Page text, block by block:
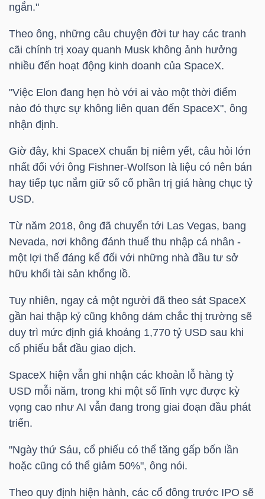
ngắn."
Theo ông, những câu chuyện đời tư hay các tranh
cãi chính trị xoay quanh Musk không ảnh hưởng
nhiều đến hoạt động kinh doanh của SpaceX.
"Việc Elon đang hẹn hò với ai vào một thời điểm
nào đó thực sự không liên quan đến SpaceX", ông
nhận định.
Giờ đây, khi SpaceX chuẩn bị niêm yết, câu hỏi lớn
nhất đối với ông Fishner-Wolfson là liệu có nên bán
hay tiếp tục nắm giữ số cổ phần trị giá hàng chục tỷ
USD.
Từ năm 2018, ông đã chuyển tới Las Vegas, bang
Nevada, nơi không đánh thuế thu nhập cá nhân -
một lợi thế đáng kể đối với những nhà đầu tư sở
hữu khối tài sản khổng lồ.
Tuy nhiên, ngay cả một người đã theo sát SpaceX
gần hai thập kỷ cũng không dám chắc thị trường sẽ
duy trì mức định giá khoảng 1,770 tỷ USD sau khi
cổ phiếu bắt đầu giao dịch.
SpaceX hiện vẫn ghi nhận các khoản lỗ hàng tỷ
USD mỗi năm, trong khi một số lĩnh vực được kỳ
vọng cao như AI vẫn đang trong giai đoạn đầu phát
triển.
"Ngày thứ Sáu, cổ phiếu có thể tăng gấp bốn lần
hoặc cũng có thể giảm 50%", ông nói.
Theo quy định hiện hành, các cổ đông trước IPO sẽ
Tin
tức
(-)
Bài
viết
của
giả
(-)
cáo
phân
tích
(-)
Thuật
ngữ
(-)
Dịch
vụ
(-)
Đào